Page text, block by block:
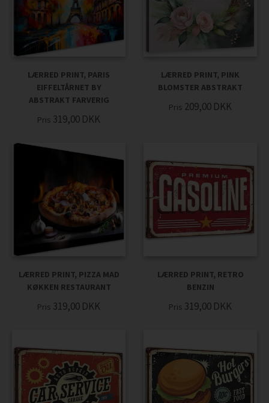
LÆRRED PRINT, PARIS
EIFFELTÅRNET BY
ABSTRAKT FARVERIG
Pris 319,00 DKK
LÆRRED PRINT, PINK
BLOMSTER ABSTRAKT
Pris 209,00 DKK
LÆRRED PRINT, PIZZA MAD
KØKKEN RESTAURANT
Pris 319,00 DKK
LÆRRED PRINT, RETRO
BENZIN
Pris 319,00 DKK